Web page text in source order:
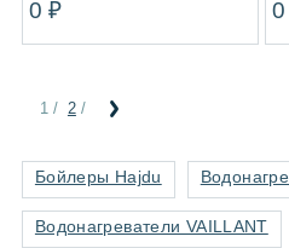
0 ₽
1/ 2/
Бойлеры Hajdu
Водонагреватели VAILLANT